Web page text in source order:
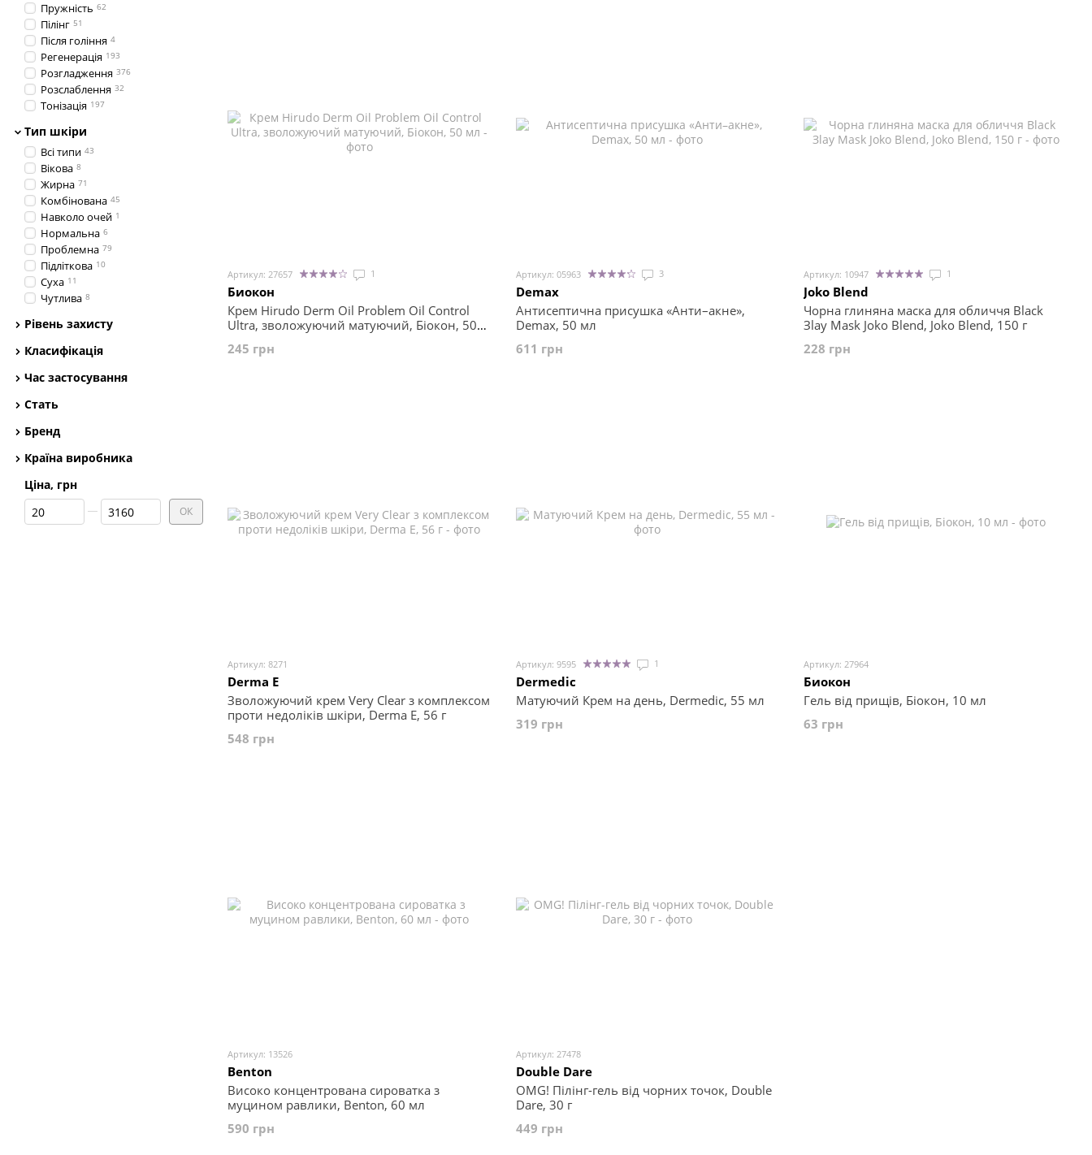
Артикул: 27657 1
Биокон
Крем Hirudo Derm Oil Problem Oil Control
Ultra, зволожуючий матуючий, Біокон, 50
245 грн
Артикул: 05963 3
Demax
Антисептична присушка «Анти–акне»,
Demax, 50 мл
611 грн
Артикул: 10947 1
Joko Blend
Чорна глиняна маска для обличчя Black
Зlay Mask Joko Blend, Joko Blend, 150 г
228 грн
Артикул: 8271
Derma E
Зволожуючий крем Very Clear з комплексом
проти недоліків шкіри, Derma E, 56 г
548 грн
Артикул: 9595 1
Dermedic
Матуючий Крем на день, Dermedic, 55 мл
319 грн
Артикул: 27964
Биокон
Гель від прищів, Біокон, 10 мл
63 грн
Артикул: 13526
Benton
Високо концентрована сироватка з
муцином равлики, Benton, 60 мл
590 грн
Артикул: 27478
Double Dare
OMG! Пілінг-гель від чорних точок, Double
Dare, 30 г
449 грн
Пружність 62
Пілінг 51
Після гоління 4
Регенерація 193
Розгладження 376
Розслаблення 32
Тонізація 197
Тип шкіри
Всі типи 43
Вікова 8
Жирна 71
Комбінована 45
Навколо очей 1
Нормальна 6
Проблемна 79
Підліткова 10
Суха 11
Чутлива 8
Рівень захисту
Класифікація
Час застосування
Стать
Бренд
Країна виробника
Ціна, грн
Від Ціна, грн
До Ціна, грн ОК